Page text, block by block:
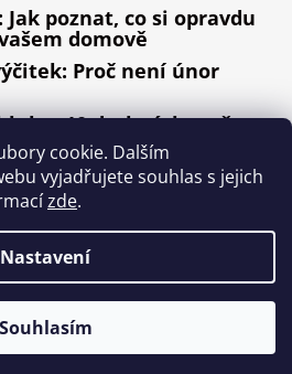
cookie. Dalším
vyjadřujete souhlas s jejich
zde.
Nastavení
Souhlasím
poznat, co si opravdu
domově
Proč není únor
10 drobných změn,
ala Nature. Všechna práva
Upravit nastavení cookies